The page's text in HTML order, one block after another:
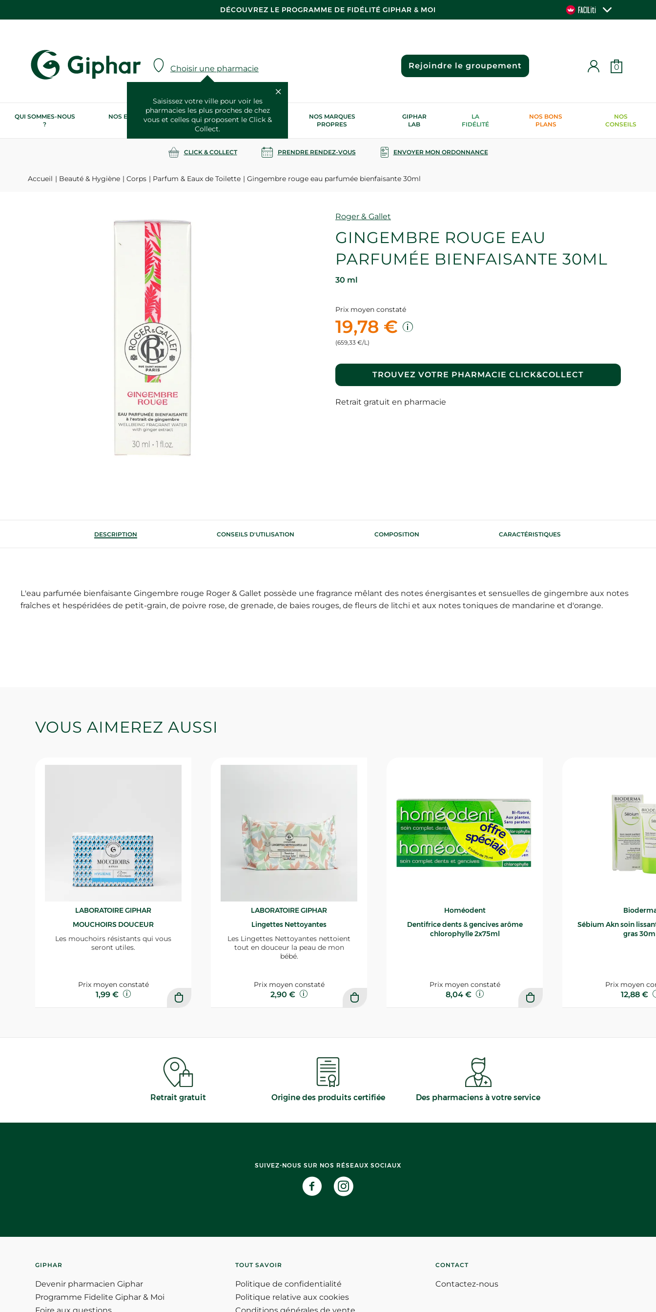
DÉCOUVREZ LE PROGRAMME DE FIDÉLITÉ GIPHAR & MOI
Choisir une pharmacie
Saisissez votre ville pour voir les
pharmacies les plus proches de chez
vous et celles qui proposent le Click &
Collect.
Rejoindre le groupement 0
QUI SOMMES-NOUS
?
NOS ENGAGEMENTS
RSE
NOS SERVICES
SANTÉ
NOS MARQUES
PROPRES
GIPHAR
LAB
LA
FIDÉLITÉ
NOS BONS
PLANS
NOS
CONSEILS
CLICK & COLLECT PRENDRE RENDEZ-VOUS ENVOYER MON ORDONNANCE
Accueil Beauté & Hygiène Corps Parfum & Eaux de Toilette Gingembre rouge eau parfumée bienfaisante 30ml
Marque
Roger & Gallet
GINGEMBRE ROUGE EAU
PARFUMÉE BIENFAISANTE 30ML
30 ml
Prix moyen constaté
19,78 €
(659,33 €/L)
TROUVEZ VOTRE PHARMACIE CLICK&COLLECT
Retrait gratuit en pharmacie
DESCRIPTION CONSEILS D'UTILISATION COMPOSITION CARACTÉRISTIQUES
L'eau parfumée bienfaisante Gingembre rouge Roger & Gallet possède une fragrance mêlant des notes énergisantes et sensuelles de gingembre aux notes
fraîches et hespéridées de petit-grain, de poivre rose, de grenade, de baies rouges, de fleurs de litchi et aux notes toniques de mandarine et d'orange.
VOUS AIMEREZ AUSSI
LABORATOIRE GIPHAR
MOUCHOIRS DOUCEUR
Les mouchoirs résistants qui vous
seront utiles.
Prix moyen constaté
1,99 €
LABORATOIRE GIPHAR
Lingettes Nettoyantes
Les Lingettes Nettoyantes nettoient
tout en douceur la peau de mon
bébé.
Prix moyen constaté
2,90 €
Homéodent
Dentifrice dents & gencives arôme
chlorophylle 2x75ml
Prix moyen constaté
8,04 €
Sébium Akn soin lissant
gras
Prix moyen
12,88 €
Retrait gratuit Origine des produits certifiée Des pharmaciens à votre service
SUIVEZ-NOUS SUR NOS RÉSEAUX SOCIAUX
GIPHAR
Devenir pharmacien Giphar
Programme Fidelite Giphar & Moi
Foire aux questions
TOUT SAVOIR
Politique de confidentialité
Politique relative aux cookies
Conditions générales de vente
CONTACT
Contactez-nous